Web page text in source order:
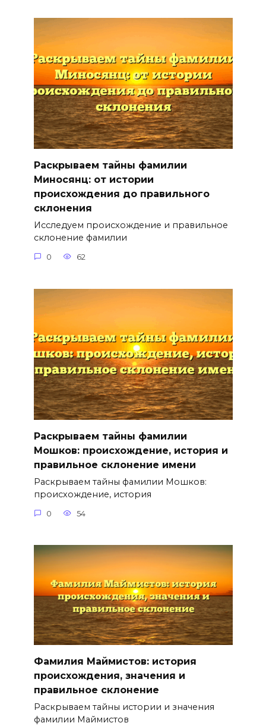
Раскрываем тайны фамилии
Миносянц: от истории
происхождения до правильного
склонения
Исследуем происхождение и правильное
склонение фамилии
0 62
Раскрываем тайны фамилии
Мошков: происхождение, история и
правильное склонение имени
Раскрываем тайны фамилии Мошков:
происхождение, история
0 54
Фамилия Маймистов: история
происхождения, значения и
правильное склонение
Раскрываем тайны истории и значения
фамилии Маймистов